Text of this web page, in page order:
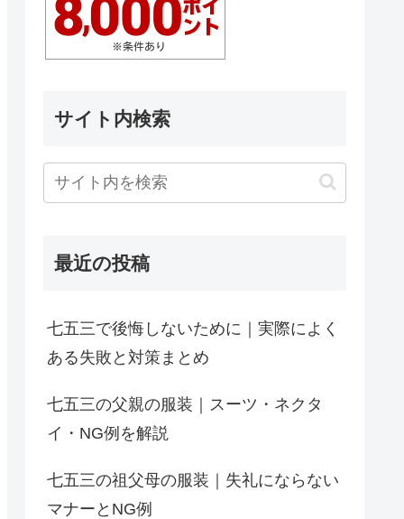
サイト内検索
最近の投稿
七五三で後悔しないために｜実際によく
ある失敗と対策まとめ
七五三の父親の服装｜スーツ・ネクタ
イ・NG例を解説
七五三の祖父母の服装｜失礼にならない
マナーとNG例